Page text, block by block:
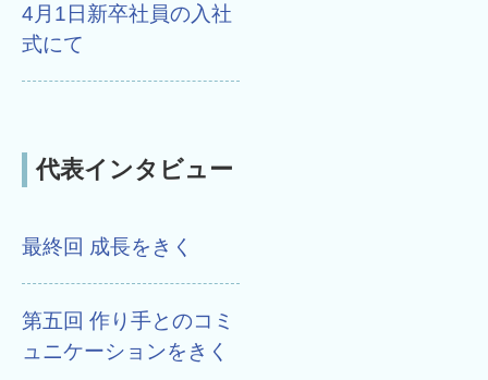
4月1日新卒社員の入社
式にて
代表インタビュー
最終回 成長をきく
第五回 作り手とのコミ
ュニケーションをきく